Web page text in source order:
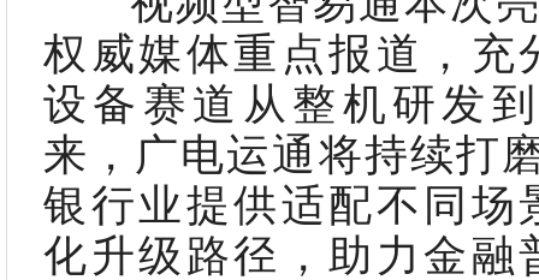
权威媒体重点报道，
设备赛道从整机研发
来，广电运通将持续打
银行业提供适配不同
化升级路径，助力金